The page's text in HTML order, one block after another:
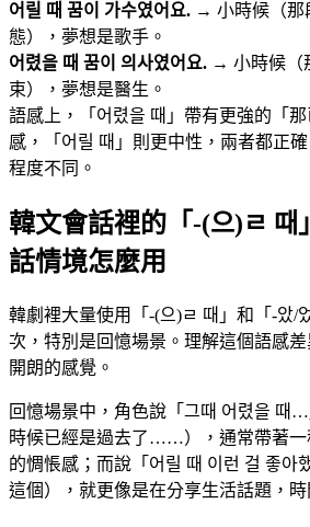
어릴 때 꿈이 가수였어요. → 小時候（那
態），夢想是歌手。
어렸을 때 꿈이 의사였어요. → 小時候（
束），夢想是醫生。
語感上，「어렸을 때」帶有更強的「
感，「어릴 때」則更中性，兩者都正
程度不同。
韓文會話裡的「-(으)ㄹ
話情境怎麼用
韓劇裡大量使用「-(으)ㄹ 때」和「-았/
次，特別是回憶場景。理解這個語感
開朗的感覺。
回憶場景中，角色說「그때 어렸을 때
時候已經是過去了……），通常帶著一
的惆悵感；而說「어릴 때 이런 걸 좋아
這個），就更像是在分享生活話題，時